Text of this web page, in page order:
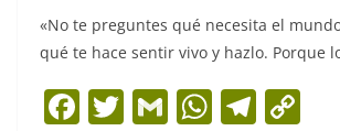
«No te preguntes qué necesita el
qué te hace sentir vivo y hazlo. Porque
F T G W T